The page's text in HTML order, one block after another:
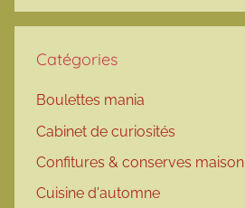
Catégories
Boulettes mania
Cabinet de curiosités
Confitures & conserves maison
Cuisine d'automne